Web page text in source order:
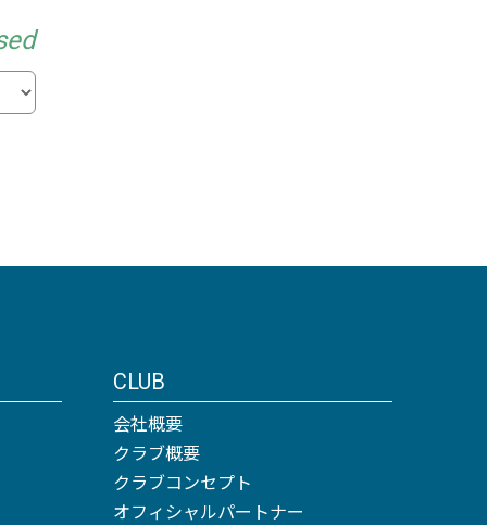
CLUB
会社概要
クラブ概要
クラブコンセプト
オフィシャルパートナー